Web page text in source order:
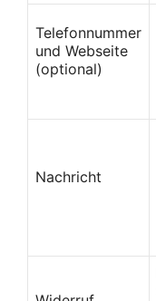
Telefonnummer
und Webseite
(optional)
Nachricht